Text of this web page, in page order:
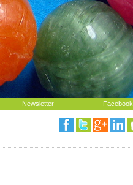
Newsletter Facebook